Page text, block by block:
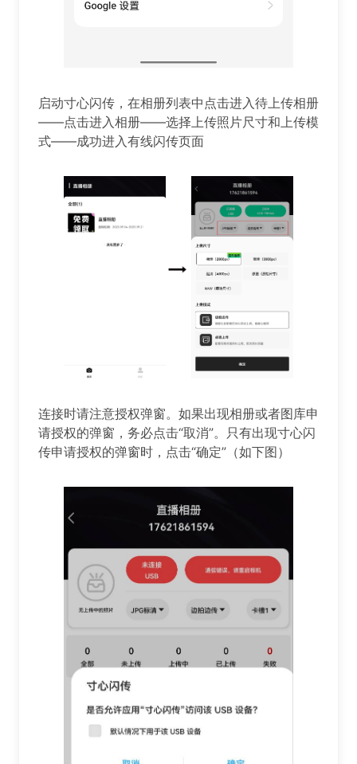
️️️启动寸心闪传，在相册列表中点击进入待上传相册
——点击进入相册——选择上传照片尺寸和上传模
式——成功进入有线闪传页面
️️️连接时请注意授权弹窗。如果出现相册或者图库申
请授权的弹窗，务必点击“取消”。只有出现寸心闪
传申请授权的弹窗时，点击“确定”（如下图）